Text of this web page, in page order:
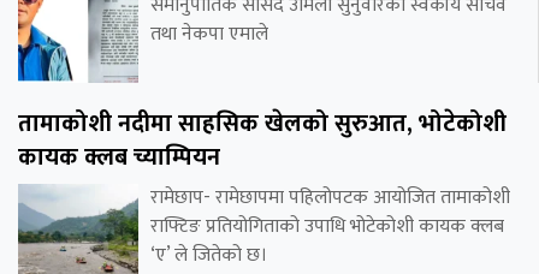
तथा नेकपा एमाले
तामाकोशी नदीमा साहसिक खेलको सुरुआत, भोटेकोशी
कायक क्लब च्याम्पियन
रामेछाप- रामेछापमा पहिलोपटक आयोजित तामाकोशी
राफ्टिङ प्रतियोगिताको उपाधि भोटेकोशी कायक क्लब
‘ए’ ले जितेको छ।